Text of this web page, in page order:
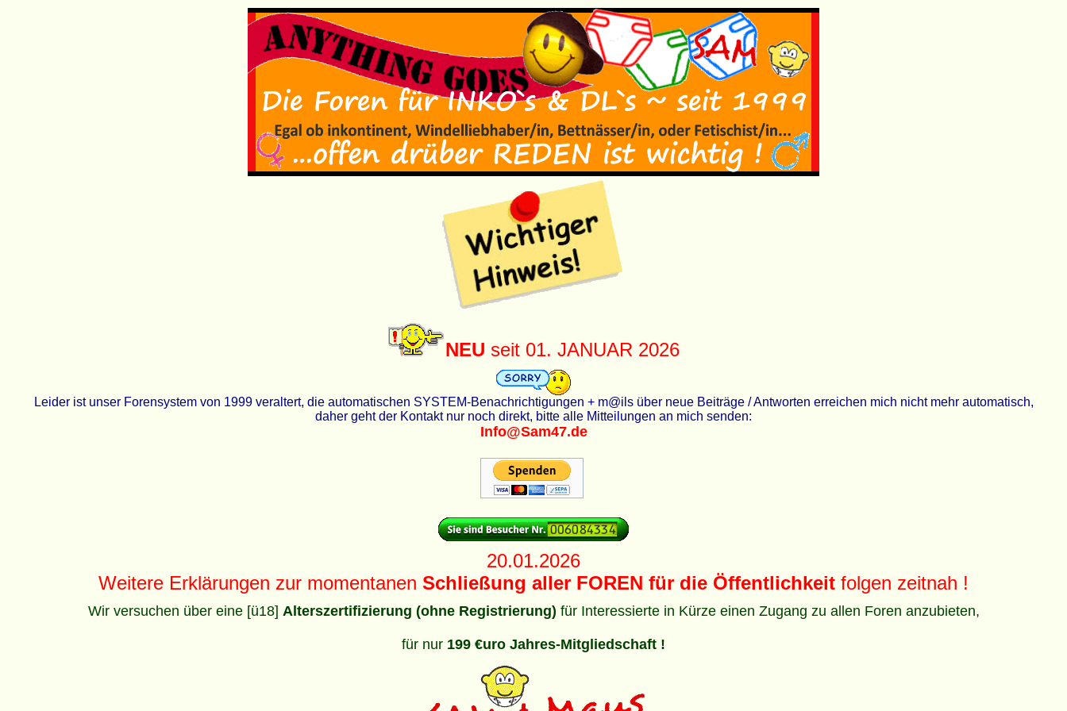
NEU seit 01. JANUAR 2026
Leider ist unser Forensystem von 1999 veraltert, die automatischen SYSTEM-Benachrichtigungen + m@ils über neue Beiträge / Antworten erreichen mich nicht mehr automatisch,
daher geht der Kontakt nur noch direkt, bitte alle Mitteilungen an mich senden:
Info@Sam47.de
20.01.2026
Weitere Erklärungen zur momentanen Schließung aller FOREN für die Öffentlichkeit folgen zeitnah !
Wir versuchen über eine [ü18] Alterszertifizierung (ohne Registrierung) für Interessierte in Kürze einen Zugang zu allen Foren anzubieten,
für nur 199 €uro Jahres-Mitgliedschaft !